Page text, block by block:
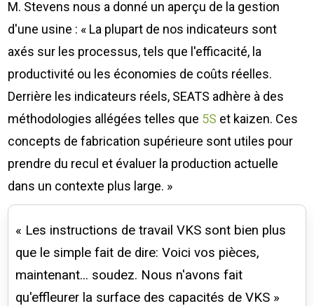
M. Stevens nous a donné un aperçu de la gestion
d'une usine : « La plupart de nos indicateurs sont
axés sur les processus, tels que l'efficacité, la
productivité ou les économies de coûts réelles.
Derrière les indicateurs réels, SEATS adhère à des
méthodologies allégées telles que 5S et kaizen. Ces
concepts de fabrication supérieure sont utiles pour
prendre du recul et évaluer la production actuelle
dans un contexte plus large. »
« Les instructions de travail VKS sont bien plus
que le simple fait de dire: Voici vos pièces,
maintenant... soudez. Nous n'avons fait
qu'effleurer la surface des capacités de VKS »